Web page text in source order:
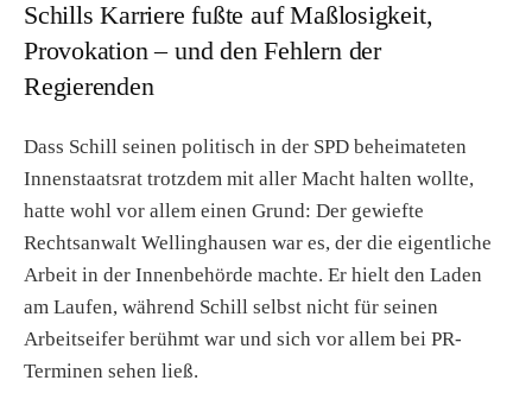
Schills Karriere fußte auf Maßlosigkeit,
Provokation – und den Fehlern der
Regierenden
Dass Schill seinen politisch in der SPD beheimateten
Innenstaatsrat trotzdem mit aller Macht halten wollte,
hatte wohl vor allem einen Grund: Der gewiefte
Rechtsanwalt Wellinghausen war es, der die eigentliche
Arbeit in der Innenbehörde machte. Er hielt den Laden
am Laufen, während Schill selbst nicht für seinen
Arbeitseifer berühmt war und sich vor allem bei PR-
Terminen sehen ließ.